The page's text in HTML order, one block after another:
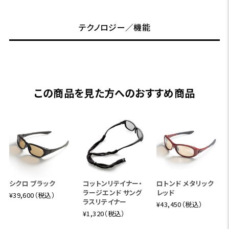
テクノロジー／機能
この商品を見た方へのおすすめ商品
シクロ ブラック
¥39,600（税込）
コットンリテイナー・
ラージエンド サング
ラスリテイナー
¥1,320（税込）
ロトンド メタリック
レッド
¥43,450（税込）